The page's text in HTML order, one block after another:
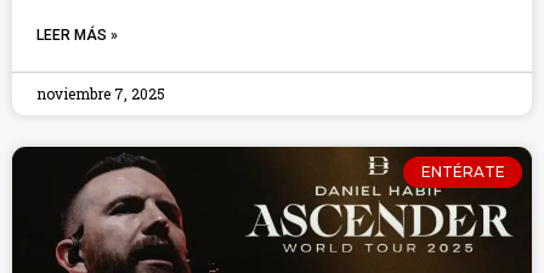
LEER MÁS »
noviembre 7, 2025
ENTÉRATE